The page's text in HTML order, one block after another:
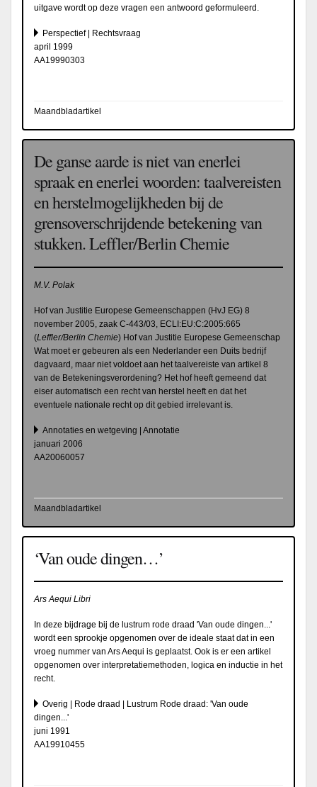
uitgave wordt op deze vragen een antwoord geformuleerd.
Perspectief | Rechtsvraag
april 1999
AA19990303
Maandbladartikel
De ganse aarde is niet van enerlei
spraak en enerlei woorden: taalvereisten
en herstelmogelijkheden bij de
grensoverschrijdende betekening van
stukken. Leffler/Berlin Chemie
M.V. Polak
Hof van Justitie Europese Gemeenschappen (HvJ EG) 8
november 2005, zaak C-443/03, ECLI:EU:C:2005:665
(Leffler/Berlin Chemie) Hof van Justitie Europese Gemeenschap
Wat moet er gebeuren als een Nederlander een Duits bedrijf
dagvaard, maar niet voldoet aan het taalvereiste van artikel 8
van de Betekeningsverordening? Het hof heeft gemeend dat
eiser automatisch een recht van herstel heeft en dat het
eventuele nationale recht op dit gebied irrelevant is.
Annotaties en wetgeving | Annotatie
januari 2006
AA20060057
Maandbladartikel
‘Van oude dingen…’
Ars Aequi Libri
In deze bijdrage bij de lustrum rode draad 'Van oude dingen...'
wordt een sprookje opgenomen over de ideale staat dat in een
vroeg nummer van Ars Aequi is geplaatst. Ook is er een artikel
opgenomen over interpretatiemethoden, logica en inductie in het
recht.
Overig | Rode draad | Lustrum Rode draad: 'Van oude
dingen...'
juni 1991
AA19910455